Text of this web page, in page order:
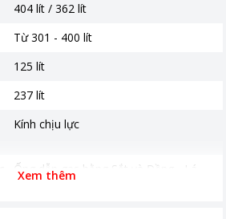
404 lít / 362 lít
Từ 301 - 400 lít
125 lít
237 lít
Kính chịu lực
Ống dẫn gas bằng Sắt và Đồng - Lá
tản nhiệt bằng Nhôm
Xem thêm